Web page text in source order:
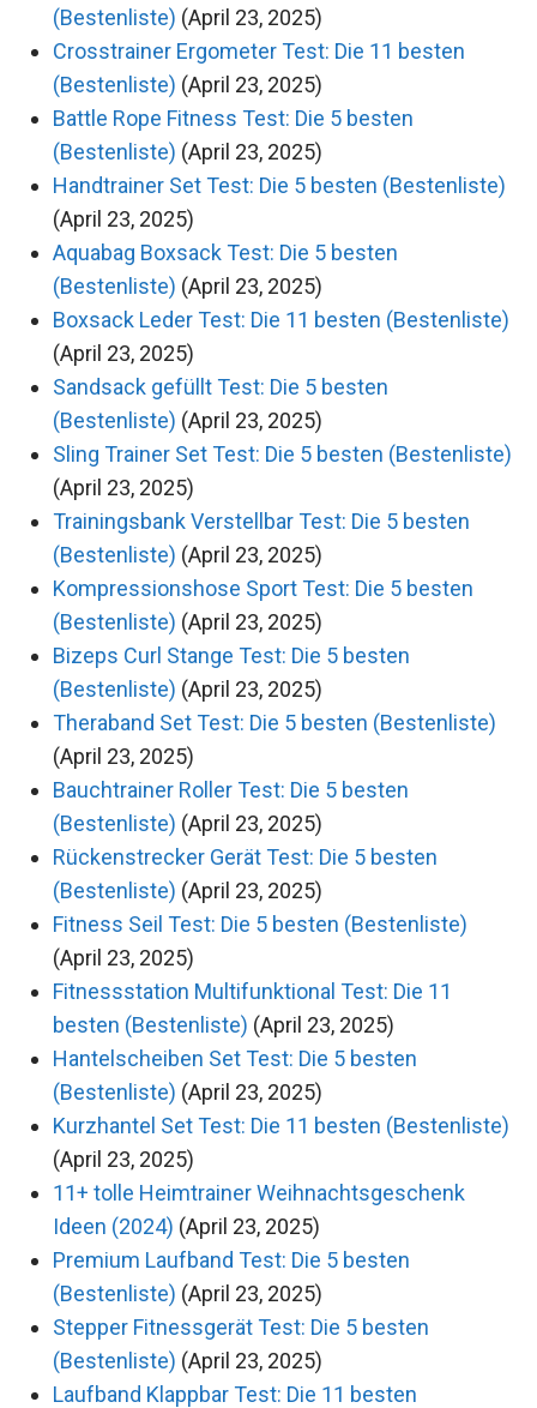
(Bestenliste) (April 23, 2025)
Crosstrainer Ergometer Test: Die 11 besten
(Bestenliste) (April 23, 2025)
Battle Rope Fitness Test: Die 5 besten
(Bestenliste) (April 23, 2025)
Handtrainer Set Test: Die 5 besten (Bestenliste)
(April 23, 2025)
Aquabag Boxsack Test: Die 5 besten
(Bestenliste) (April 23, 2025)
Boxsack Leder Test: Die 11 besten (Bestenliste)
(April 23, 2025)
Sandsack gefüllt Test: Die 5 besten
(Bestenliste) (April 23, 2025)
Sling Trainer Set Test: Die 5 besten (Bestenliste)
(April 23, 2025)
Trainingsbank Verstellbar Test: Die 5 besten
(Bestenliste) (April 23, 2025)
Kompressionshose Sport Test: Die 5 besten
(Bestenliste) (April 23, 2025)
Bizeps Curl Stange Test: Die 5 besten
(Bestenliste) (April 23, 2025)
Theraband Set Test: Die 5 besten (Bestenliste)
(April 23, 2025)
Bauchtrainer Roller Test: Die 5 besten
(Bestenliste) (April 23, 2025)
Rückenstrecker Gerät Test: Die 5 besten
(Bestenliste) (April 23, 2025)
Fitness Seil Test: Die 5 besten (Bestenliste)
(April 23, 2025)
Fitnessstation Multifunktional Test: Die 11
besten (Bestenliste) (April 23, 2025)
Hantelscheiben Set Test: Die 5 besten
(Bestenliste) (April 23, 2025)
Kurzhantel Set Test: Die 11 besten (Bestenliste)
(April 23, 2025)
11+ tolle Heimtrainer Weihnachtsgeschenk
Ideen (2024) (April 23, 2025)
Premium Laufband Test: Die 5 besten
(Bestenliste) (April 23, 2025)
Stepper Fitnessgerät Test: Die 5 besten
(Bestenliste) (April 23, 2025)
Laufband Klappbar Test: Die 11 besten